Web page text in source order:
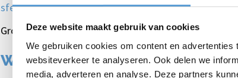
Deze website maakt gebruik van cookies
We gebruiken cookies om content en
websiteverkeer te analyseren. Ook delen we
media, adverteren en analyse. Deze partners
sfeerimpressieonline.
Grotere groepen of speciale wensen?Vraag het ons
Winnaarsketting of mini bokaal